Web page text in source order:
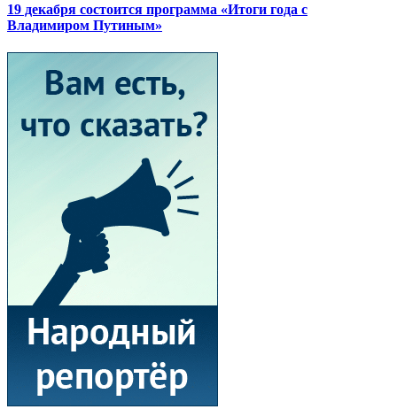
19 декабря состоится программа «Итоги года с
Владимиром Путиным»